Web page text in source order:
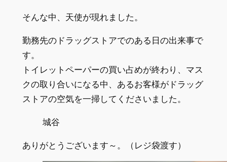
そんな中、天使が現れました。
勤務先のドラッグストアでのある日の出来事で
す。
トイレットペーパーの買い占めが終わり、マス
クの取り合いになる中、あるお客様がドラッグ
ストアの空気を一掃してくださいました。
城谷
ありがとうございます～。（レジ袋渡す）